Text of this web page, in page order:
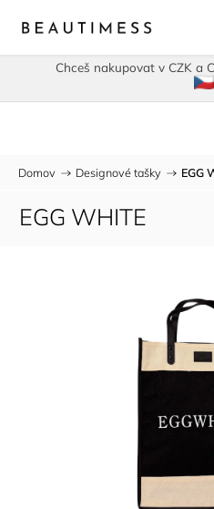
Chceš nakupovat v CZK a
Domov / Designové tašky / EGG
EGG WHITE